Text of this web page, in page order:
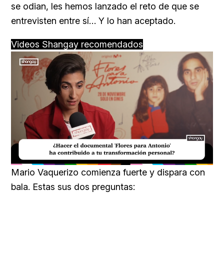
se odian, les hemos lanzado el reto de que se
entrevisten entre sí… Y lo han aceptado.
Videos Shangay recomendados
Unmute Loaded:
20.99%
Mario Vaquerizo comienza fuerte y dispara con
bala. Estas sus dos preguntas: